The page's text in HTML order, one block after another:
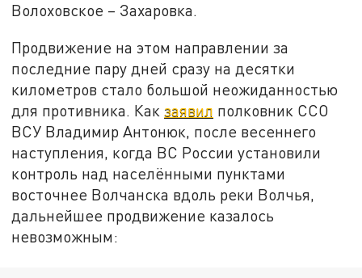
Волоховское – Захаровка.
Продвижение на этом направлении за
последние пару дней сразу на десятки
километров стало большой неожиданностью
для противника. Какзаявил полковник ССО
ВСУ Владимир Антонюк, после весеннего
наступления, когда ВС России установили
контроль над населёнными пунктами
восточнее Волчанска вдоль реки Волчья,
дальнейшее продвижение казалось
невозможным: